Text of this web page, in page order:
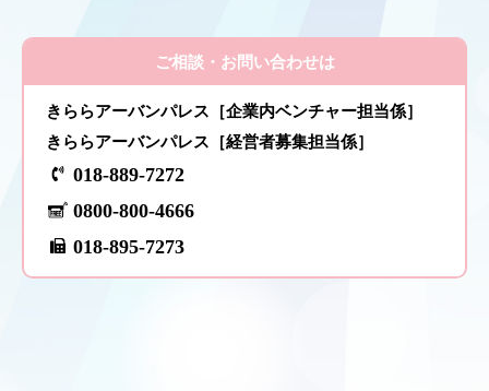
ご相談・お問い合わせは
きららアーバンパレス［企業内ベンチャー担当係］
きららアーバンパレス［経営者募集担当係］
018-889-7272
0800-800-4666
018-895-7273